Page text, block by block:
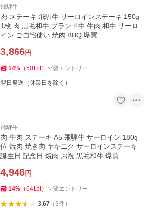
飛騨牛
肉 ステーキ 飛騨牛 サーロインステーキ 150g
1枚 肉 黒毛和牛 ブランド牛 牛肉 和牛 サーロ
イン ご自宅使い 焼肉 BBQ 爆買
3,866円
14% （501pt） 要エントリー
翌日発送（休業日を除く）
飛騨牛
肉 牛肉 ステーキ A5 飛騨牛 サーロイン 180g
位 焼肉 焼き肉 ヤキニク サーロインステーキ
誕生日 記念日 焼肉 お祝 黒毛和牛 爆買
4,946円
14% （641pt） 要エントリー
3.67（3件）